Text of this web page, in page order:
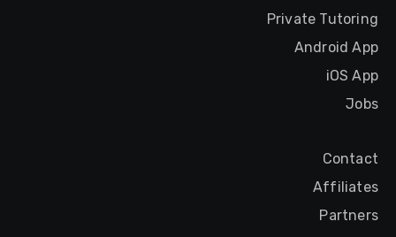
Private Tutoring
Android App
iOS App
Jobs
Contact
Affiliates
Partners